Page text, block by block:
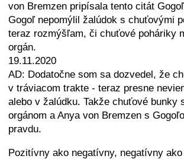
von Bremzen pripísala tento citát
Gogoľ nepomýlil žalúdok s chuťovými
teraz rozmýšľam, či chuťové poháriky
orgán.
19.11.2020
AD: Dodatočne som sa dozvedel, že
v tráviacom trakte - teraz presne
alebo v žalúdku. Takže chuťové bunky
orgánom a Anya von Bremzen s
pravdu.
Pozitívny ako negatívny, negatívny